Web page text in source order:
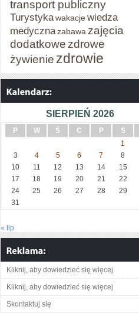
transport publiczny
Turystykawakacjewiedza
medycznazabawa zajęcia
dodatkowe zdrowe
żywienie zdrowie
SIERPIEŃ 2026
P W Ś C P S
1
3
4 5 6 7 8
10
11 12 13 14 15
17
18 19 20 21 22
24
25 26 27 28 29
31
« lip
Kliknij, aby dowiedzieć się więcej
Kliknij, aby dowiedzieć się więcej
Skontaktuj się